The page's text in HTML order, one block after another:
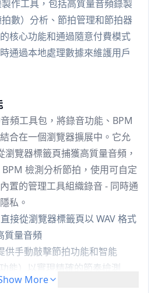
作工具，包括高質量音頻錄製
數）分析、節拍管理和節拍器
核心功能和通過隨意付費模式
通過本地處理數據來維護用戶
頻工具包，將錄音功能、BPM
合在一個瀏覽器擴展中。它允
瀏覽器標籤頁捕獲高質量音頻，
檢測分析節拍，使用可自定
置的管理工具組織錄音 - 同時通
私。
直接從瀏覽器標籤頁以 WAV 格式
質量音頻
供手動敲擊節拍功能和智能
能）以實現精確的節奏檢測
系統，可在專用的歷史標籤頁中
More